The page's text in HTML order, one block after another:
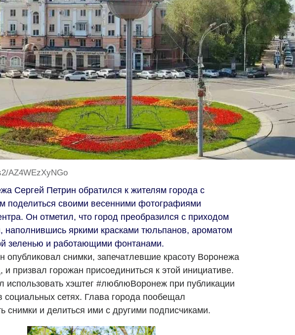
AZ4WEzXyNGo
Сергей Петрин обратился к жителям города с
поделиться своими весенними фотографиями
Он отметил, что город преобразился с приходом
наполнившись яркими красками тюльпанов, ароматом
зеленью и работающими фонтанами.
опубликовал снимки, запечатлевшие красоту Воронежа
и призвал горожан присоединиться к этой инициативе.
использовать хэштег #люблюВоронеж при публикации
сетях. Глава города пообещал
снимки и делиться ими с другими подписчиками.